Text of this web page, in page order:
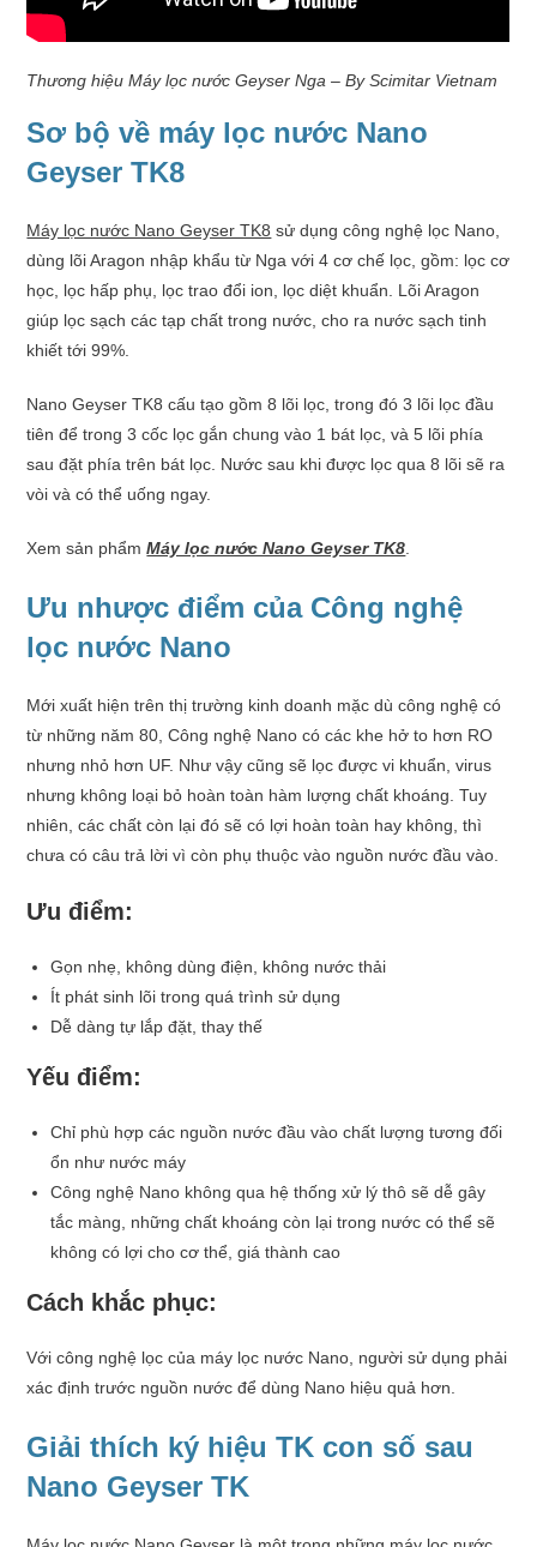
Thương hiệu Máy lọc nước Geyser Nga – By Scimitar Vietnam
Sơ bộ về máy lọc nước Nano
Geyser TK8
Máy lọc nước Nano Geyser TK8 sử dụng công nghệ lọc Nano,
dùng lõi Aragon nhập khẩu từ Nga với 4 cơ chế lọc, gồm: lọc cơ
học, lọc hấp phụ, lọc trao đổi ion, lọc diệt khuẩn. Lõi Aragon
giúp lọc sạch các tạp chất trong nước, cho ra nước sạch tinh
khiết tới 99%.
Nano Geyser TK8 cấu tạo gồm 8 lõi lọc, trong đó 3 lõi lọc đầu
tiên để trong 3 cốc lọc gắn chung vào 1 bát lọc, và 5 lõi phía
sau đặt phía trên bát lọc. Nước sau khi được lọc qua 8 lõi sẽ ra
vòi và có thể uống ngay.
Xem sản phẩmMáy lọc nước Nano Geyser TK8
Ưu nhược điểm của Công nghệ
lọc nước Nano
Mới xuất hiện trên thị trường kinh doanh mặc dù công nghệ có
từ những năm 80, Công nghệ Nano có các khe hở to hơn RO
nhưng nhỏ hơn UF. Như vậy cũng sẽ lọc được vi khuẩn, virus
nhưng không loại bỏ hoàn toàn hàm lượng chất khoáng. Tuy
nhiên, các chất còn lại đó sẽ có lợi hoàn toàn hay không, thì
chưa có câu trả lời vì còn phụ thuộc vào nguồn nước đầu vào.
Ưu điểm:
Gọn nhẹ, không dùng điện, không nước thải
Ít phát sinh lõi trong quá trình sử dụng
Dễ dàng tự lắp đặt, thay thế
Yếu điểm:
Chỉ phù hợp các nguồn nước đầu vào chất lượng tương đối
ổn như nước máy
Công nghệ Nano không qua hệ thống xử lý thô sẽ dễ gây
tắc màng, những chất khoáng còn lại trong nước có thể sẽ
không có lợi cho cơ thể, giá thành cao
Cách khắc phục:
Với công nghệ lọc của máy lọc nước Nano, người sử dụng phải
xác định trước nguồn nước để dùng Nano hiệu quả hơn.
Giải thích ký hiệu TK con số sau
Nano Geyser TK